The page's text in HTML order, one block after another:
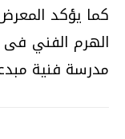
كما يؤكد
الهرم الفني
مدرسة فنية